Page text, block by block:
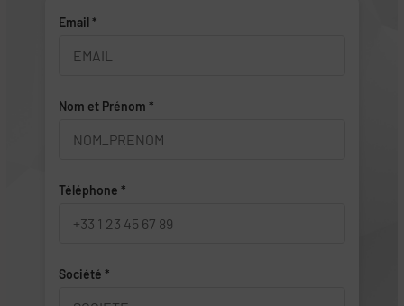
Email *
Nom et Prénom *
Téléphone *
Société *